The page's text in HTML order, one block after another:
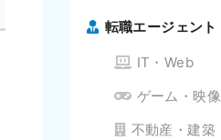
転職エージェント
IT・Web
ゲーム・映像
不動産・建築